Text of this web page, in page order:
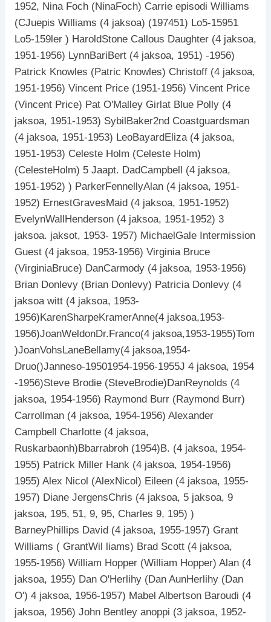
1952, Nina Foch (NinaFoch) Carrie episodi Williams
(CJuepis Williams (4 jaksoa) (197451) Lo5-15951
Lo5-159ler ) HaroldStone Callous Daughter (4 jaksoa,
1951-1956) LynnBariBert (4 jaksoa, 1951) -1956)
Patrick Knowles (Patric Knowles) Christoff (4 jaksoa,
1951-1956) Vincent Price (1951-1956) Vincent Price
(Vincent Price) Pat O'Malley Girlat Blue Polly (4
jaksoa, 1951-1953) SybilBaker2nd Coastguardsman
(4 jaksoa, 1951-1953) LeoBayardEliza (4 jaksoa,
1951-1953) Celeste Holm (Celeste Holm)
(CelesteHolm) 5 Jaapt. DadCampbell (4 jaksoa,
1951-1952) ) ParkerFennellyAlan (4 jaksoa, 1951-
1952) ErnestGravesMaid (4 jaksoa, 1951-1952)
EvelynWallHenderson (4 jaksoa, 1951-1952) 3
jaksoa. jaksot, 1953- 1957) MichaelGale Intermission
Guest (4 jaksoa, 1953-1956) Virginia Bruce
(VirginiaBruce) DanCarmody (4 jaksoa, 1953-1956)
Brian Donlevy (Brian Donlevy) Patricia Donlevy (4
jaksoa witt (4 jaksoa, 1953-
1956)KarenSharpeKramerAnne(4 jaksoa,1953-
1956)JoanWeldonDr.Franco(4 jaksoa,1953-1955)Tom
)JoanVohsLaneBellamy(4 jaksoa,1954-
Druo()Janneso-19501954-1956-1955J 4 jaksoa, 1954
-1956)Steve Brodie (SteveBrodie)DanReynolds (4
jaksoa, 1954-1956) Raymond Burr (Raymond Burr)
Carrollman (4 jaksoa, 1954-1956) Alexander
Campbell Charlotte (4 jaksoa,
Ruskarbaonh)Bbarrabroh (1954)B. (4 jaksoa, 1954-
1955) Patrick Miller Hank (4 jaksoa, 1954-1956)
1955) Alex Nicol (AlexNicol) Eileen (4 jaksoa, 1955-
1957) Diane JergensChris (4 jaksoa, 5 jaksoa, 9
jaksoa, 195, 51, 9, 95, Charles 9, 195) )
BarneyPhillips David (4 jaksoa, 1955-1957) Grant
Williams ( GrantWil liams) Brad Scott (4 jaksoa,
1955-1956) William Hopper (William Hopper) Alan (4
jaksoa, 1955) Dan O'Herlihy (Dan AunHerlihy (Dan
O') 4 jaksoa, 1956-1957) Mabel Albertson Baroudi (4
jaksoa, 1956) John Bentley anoppi (3 jaksoa, 1952-